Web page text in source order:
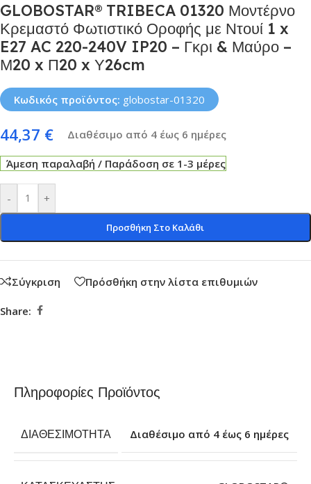
GLOBOSTAR® TRIBECA 01320 Μοντέρνο
Κρεμαστό Φωτιστικό Οροφής με Ντουί 1 x
E27 AC 220-240V IP20 – Γκρι & Μαύρο –
Μ20 x Π20 x Υ26cm
Κωδικός προϊόντος: globostar-01320
44,37 € Διαθέσιμο από 4 έως 6 ημέρες
Άμεση παραλαβή / Παράδοση σε 1-3 μέρες
- +
Προσθήκη Στο Καλάθι
Σύγκριση Πρόσθήκη στην λίστα επιθυμιών
Share:
Πληροφορίες Προϊόντος
ΔΙΑΘΕΣΙΜΌΤΗΤΑ Διαθέσιμο από 4 έως 6 ημέρες